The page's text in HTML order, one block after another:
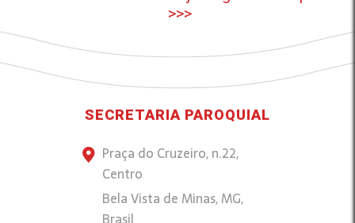
>>>
SECRETARIA PAROQUIAL
Praça do Cruzeiro, n.22,
Centro
Bela Vista de Minas, MG,